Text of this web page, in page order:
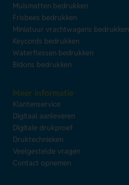
Muismatten bedrukken
Frisbees bedrukken
Miniatuur vrachtwagens bedrukken
Keycords bedrukken
Waterflessen bedrukken
Bidons bedrukken
Meer informatie
Klantenservice
Digitaal aanleveren
Digitale drukproef
Druktechnieken
Veelgestelde vragen
Contact opnemen